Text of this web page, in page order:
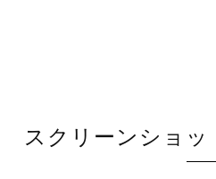
スクリーンショッ